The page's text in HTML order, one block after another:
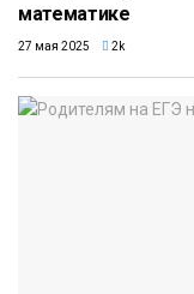
математике
27 мая 2025 2k